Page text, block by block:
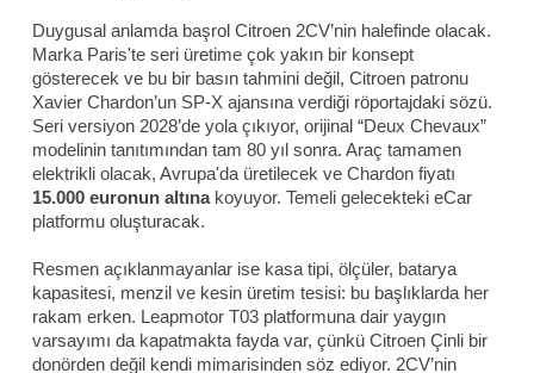
Duygusal anlamda başrol Citroen 2CV’nin halefinde olacak.
Marka Paris'te seri üretime çok yakın bir konsept
gösterecek ve bu bir basın tahmini değil, Citroen patronu
Xavier Chardon’un SP-X ajansına verdiği röportajdaki sözü.
Seri versiyon 2028’de yola çıkıyor, orijinal “Deux Chevaux”
modelinin tanıtımından tam 80 yıl sonra. Araç tamamen
elektrikli olacak, Avrupa'da üretilecek ve Chardon fiyatı
15.000 euronun altınakoyuyor. Temeli gelecekteki eCar
platformu oluşturacak.
Resmen açıklanmayanlar ise kasa tipi, ölçüler, batarya
kapasitesi, menzil ve kesin üretim tesisi: bu başlıklarda her
rakam erken. Leapmotor T03 platformuna dair yaygın
varsayımı da kapatmakta fayda var, çünkü Citroen Çinli bir
donörden değil kendi mimarisinden söz ediyor. 2CV’nin